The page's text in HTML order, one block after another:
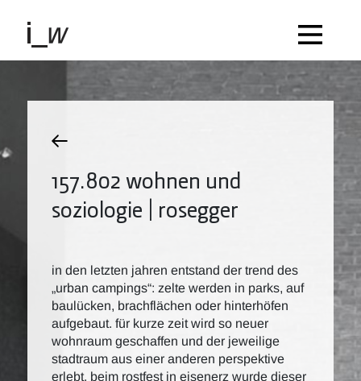
157.802 wohnen und
soziologie | rosegger
in den letzten jahren entstand der trend des
„urban campings“: zelte werden in parks, auf
baulücken, brachflächen oder hinterhöfen
aufgebaut. für kurze zeit wird so neuer
wohnraum geschaffen und der jeweilige
stadtraum aus einer anderen perspektive
erlebt. beim rostfest in eisenerz wurde dieser